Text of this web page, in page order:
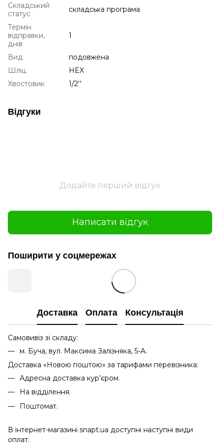
Складський
статус
складська програма
Термін
відправки,
днів
1
Вид
подовжена
Шліц
HEX
Хвостовик
1/2''
Відгуки
Додайте перший відгук
Написати відгук
Поширити у соцмережах
Доставка Оплата Консультація
Самовивіз зі складу:
м. Буча, вул. Максима Залізняка, 5-А.
Доставка «Новою поштою» за тарифами перевізника:
Адресна доставка кур’єром.
На відділення.
Поштомат.
В інтернет-магазині snapt.ua доступні наступні види
оплат: